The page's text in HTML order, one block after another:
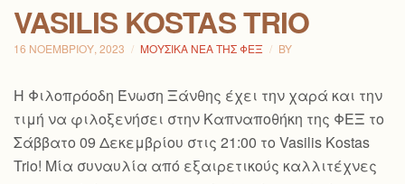
VASILIS KOSTAS TRIO
16 ΝΟΕΜΒΡΊΟΥ, 2023 ΜΟΥΣΙΚΆ ΝΈΑ ΤΗΣ ΦΕΞ BY
H Φιλοπρόοδη Ένωση Ξάνθης έχει την χαρά και την
τιμή να φιλοξενήσει στην Καπναποθήκη της ΦΕΞ το
Σάββατο 09 Δεκεμβρίου στις 21:00 το Vasilis Kostas
Trio! Μία συναυλία από εξαιρετικούς καλλιτέχνες